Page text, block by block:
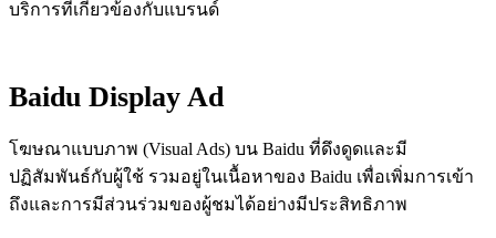
บริการที่เกี่ยวข้องกับแบรนด์
Baidu Display Ad
โฆษณาแบบภาพ (Visual Ads) บน Baidu ที่ดึงดูดและมี
ปฏิสัมพันธ์กับผู้ใช้ รวมอยู่ในเนื้อหาของ Baidu เพื่อเพิ่มการเข้า
ถึงและการมีส่วนร่วมของผู้ชมได้อย่างมีประสิทธิภาพ